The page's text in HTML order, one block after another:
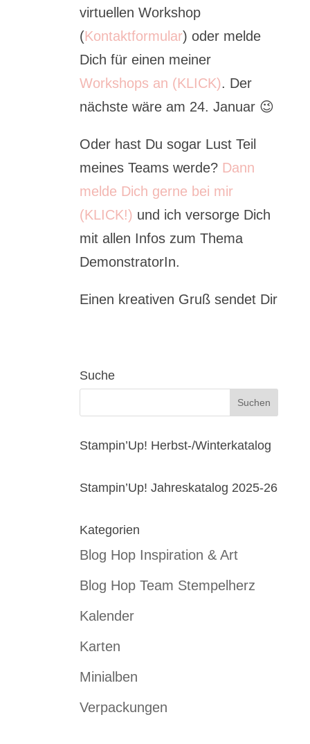
virtuellen Workshop
(Kontaktformular) oder melde
Dich für einen meiner
Workshops an (KLICK). Der
nächste wäre am 24. Januar 😉
Oder hast Du sogar Lust Teil
meines Teams werde? Dann
melde Dich gerne bei mir
(KLICK!) und ich versorge Dich
mit allen Infos zum Thema
DemonstratorIn.
Einen kreativen Gruß sendet Dir
Suche
Stampin’Up! Herbst-/Winterkatalog
Stampin’Up! Jahreskatalog 2025-26
Kategorien
Blog Hop Inspiration & Art
Blog Hop Team Stempelherz
Kalender
Karten
Minialben
Verpackungen